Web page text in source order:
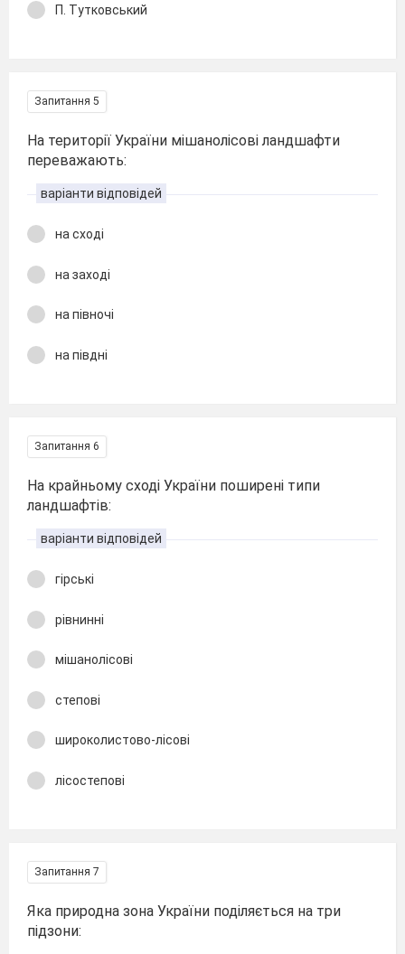
П. Тутковський
Запитання 5
На території України мішанолісові ландшафти
переважають:
варіанти відповідей
на сході
на заході
на півночі
на півдні
Запитання 6
На крайньому сході України поширені типи
ландшафтів:
варіанти відповідей
гірські
рівнинні
мішанолісові
степові
широколистово-лісові
лісостепові
Запитання 7
Яка природна зона України поділяється на три
підзони: